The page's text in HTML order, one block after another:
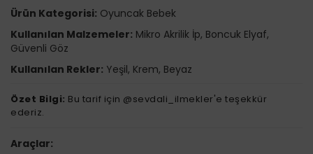
Ürün Kategorisi: Oyuncak Bebek
Kullanılan Malzemeler: Mikro Akrilik İp, Boncuk Elyaf,
Güvenli Göz
Kullanılan Rekler: Yeşil, Krem, Beyaz
Özet Bilgi: Bu tarif için @sevdali_ilmekler'e teşekkür
ederiz.
Araçlar: